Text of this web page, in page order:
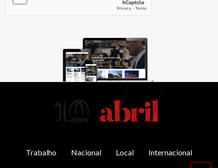
Trabalho Nacional Local
Internacional